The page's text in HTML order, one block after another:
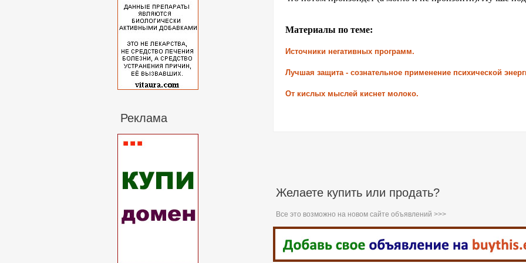
Реклама
Материалы по теме:
Источники негативных программ.
Лучшая защита - сознательное применение психической
От кислых мыслей киснет молоко.
Желаете купить или продать?
Все это возможно на новом сайте объявлений >>>